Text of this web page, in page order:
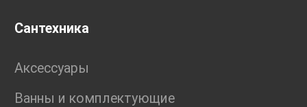
Сантехника
Аксессуары
Ванны и комплектующие